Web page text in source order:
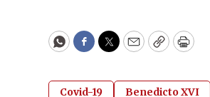
WhatsApp
Facebook
Twitter
EmailCopyPrint
Covid-19 Benedicto XVI